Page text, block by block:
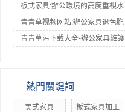
具發展趨向-青青草污下载大全
板式家具:辦公環境的高度重視水
平愈來愈高
青青草视频网站:辦公家具退色脆
化如何防止
青青草污下载大全-辦公家具維護
熱門關鍵詞
美式家具 板式家具加工